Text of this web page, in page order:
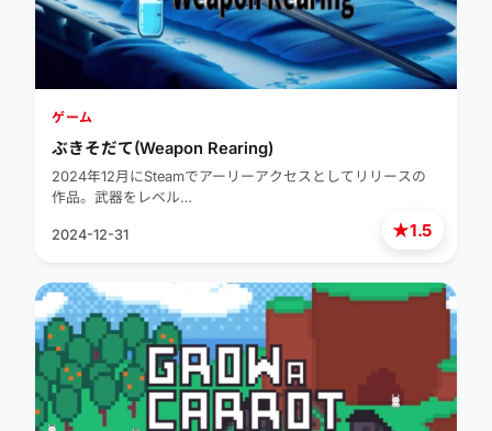
★1.5
ゲーム
ぶきそだて(Weapon Rearing)
2024年12月にSteamでアーリーアクセスとしてリリースの
作品。武器をレベル…
2024-12-31